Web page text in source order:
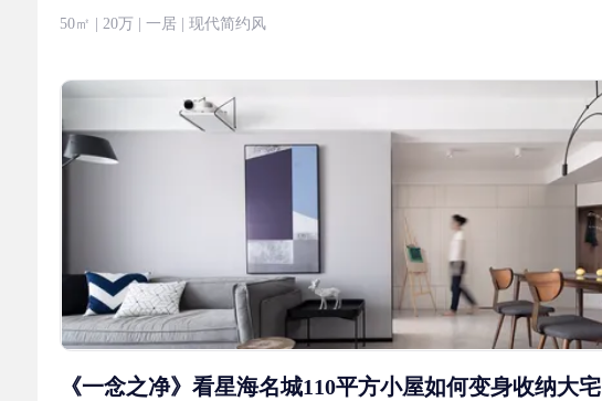
50㎡ | 20万 | 一居 | 现代简约风
《一念之净》看星海名城110平方小屋如何变身收纳大宅